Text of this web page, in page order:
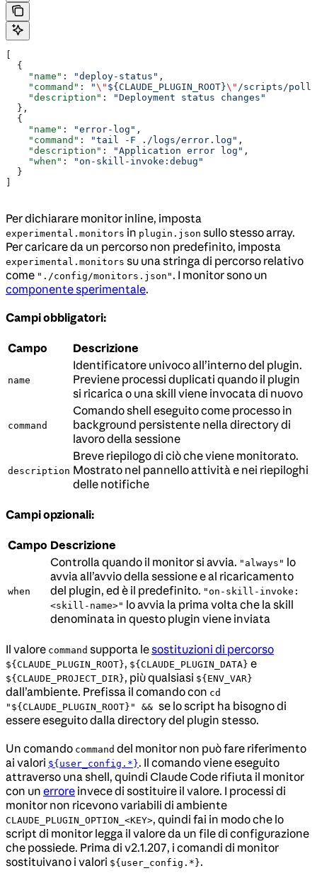
[
  {
    "name"
: "deploy-status" ,
    "command"
: "\" ${CLAUDE_PLUGIN_ROOT}\" /scripts/poll-
    "description"
:
"Deployment status changes"
  },
  {
    "name"
: "error-log" ,
    "command"
: "tail -F ./logs/error.log" ,
    "description"
: "Application error log" ,
    "when"
:
"on-skill-invoke:debug"
  }
]
Per dichiarare monitor inline, imposta
experimental.monitors in plugin.json sullo stesso array.
Per caricare da un percorso non predefinito, imposta
experimental.monitors su una stringa di percorso relativo
come "./config/monitors.json" . I monitor sono un
componente sperimentale.
Campi obbligatori:
Campo Descrizione
name
Identificatore univoco all’interno del plugin.
Previene processi duplicati quando il plugin
si ricarica o una skill viene invocata di nuovo
command
Comando shell eseguito come processo in
background persistente nella directory di
lavoro della sessione
description
Breve riepilogo di ciò che viene monitorato.
Mostrato nel pannello attività e nei riepiloghi
delle notifiche
Campi opzionali:
Campo Descrizione
when
Controlla quando il monitor si avvia. "always" lo
avvia all’avvio della sessione e al ricaricamento
del plugin, ed è il predefinito. "on-skill-invoke:
<skill-name>" lo avvia la prima volta che la skill
denominata in questo plugin viene inviata
Il valore command supporta lesostituzioni di percorso
${CLAUDE_PLUGIN_ROOT}, ${CLAUDE_PLUGIN_DATA} e
${CLAUDE_PROJECT_DIR}, più qualsiasi ${ENV_VAR}
dall’ambiente. Prefissa il comando con cd
"${CLAUDE_PLUGIN_ROOT}" && se lo script ha bisogno di
essere eseguito dalla directory del plugin stesso.
Un comando command del monitor non può fare riferimento
ai valori ${user_config.*}. Il comando viene eseguito
attraverso una shell, quindi Claude Code rifiuta il monitor
con un errore invece di sostituire il valore. I processi di
monitor non ricevono variabili di ambiente
CLAUDE_PLUGIN_OPTION_<KEY>, quindi fai in modo che lo
script di monitor legga il valore da un file di configurazione
che possiede. Prima di v2.1.207, i comandi di monitor
sostituivano i valori ${user_config.*}.